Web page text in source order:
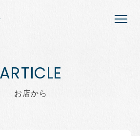
お店から